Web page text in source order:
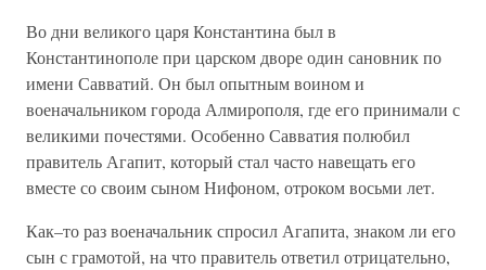
Во дни великого царя Константина был в
Константинополе при царском дворе один сановник по
имени Савватий. Он был опытным воином и
военачальником города Алмирополя, где его принимали с
великими почестями. Особенно Савватия полюбил
правитель Агапит, который стал часто навещать его
вместе со своим сыном Нифоном, отроком восьми лет.
Как–то раз военачальник спросил Агапита, знаком ли его
сын с грамотой, на что правитель ответил отрицательно,